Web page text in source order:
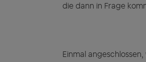
die dann in Frage
Einmal